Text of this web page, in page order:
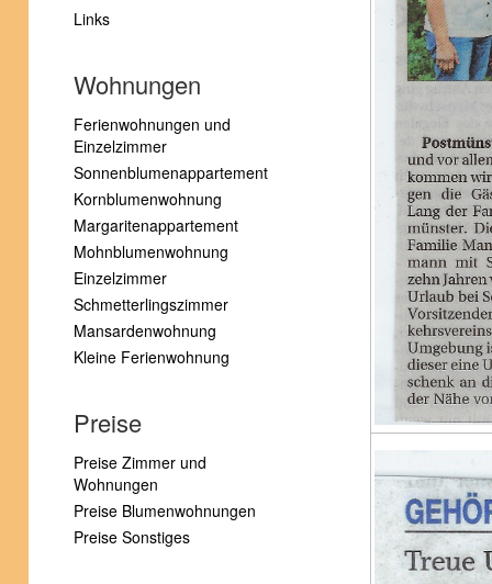
Links
Wohnungen
Ferienwohnungen und
Einzelzimmer
Sonnenblumenappartement
Kornblumenwohnung
Margaritenappartement
Mohnblumenwohnung
Einzelzimmer
Schmetterlingszimmer
Mansardenwohnung
Kleine Ferienwohnung
Preise
Preise Zimmer und
Wohnungen
Preise Blumenwohnungen
Preise Sonstiges